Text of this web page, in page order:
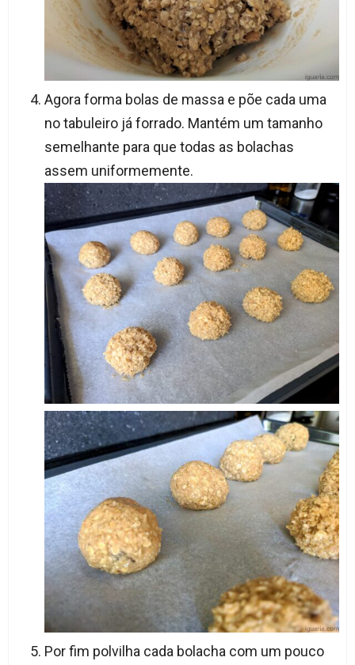
Agora forma bolas de massa e põe cada uma
no tabuleiro já forrado. Mantém um tamanho
semelhante para que todas as bolachas
assem uniformemente.
Por fim polvilha cada bolacha com um pouco